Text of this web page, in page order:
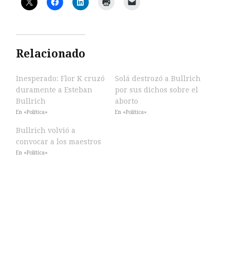
Relacionado
Inesperado: Flor K cruzó
duramente a Esteban
Bullrich
En «Política»
Solá destrozó a Bullrich
por sus dichos sobre el
aborto
En «Política»
Bullrich volvió a
convocar a los maestros
En «Política»